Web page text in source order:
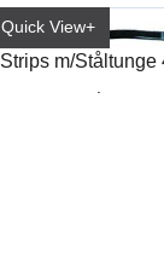
Quick View+
.